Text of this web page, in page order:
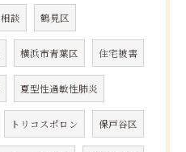
相談 鶴見区
横浜市青葉区 住宅被害
夏型性過敏性肺炎
トリコスポロン 保戸谷区